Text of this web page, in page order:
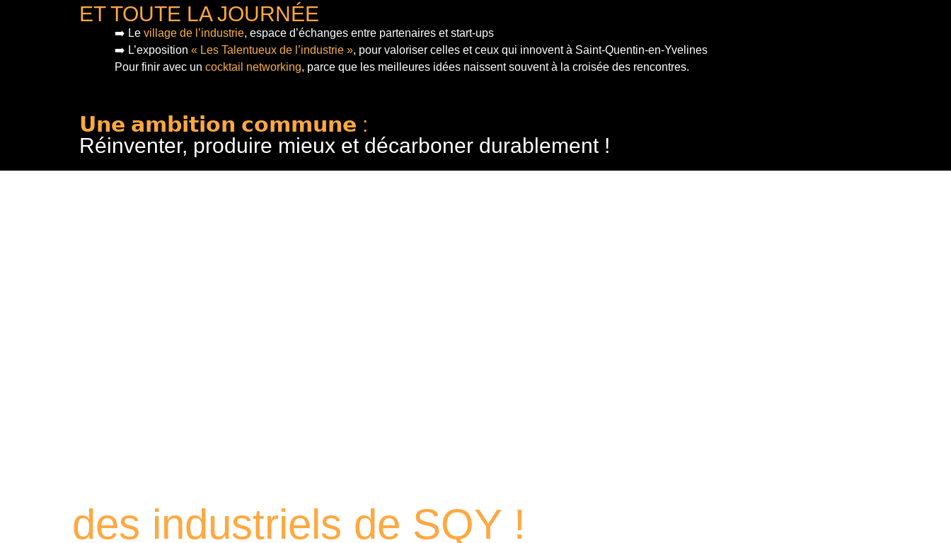
ET TOUTE LA JOURNÉE
➡️ Le village de l’industrie, espace d’échanges entre partenaires et start-ups
➡️ L’exposition « Les Talentueux de l’industrie », pour valoriser celles et ceux qui innovent à Saint-Quentin-en-Yvelines
Pour finir avec un cocktail networking, parce que les meilleures idées naissent souvent à la croisée des rencontres.
𝗨𝗻𝗲 𝗮𝗺𝗯𝗶𝘁𝗶𝗼𝗻 𝗰𝗼𝗺𝗺𝘂𝗻𝗲 :
Réinventer, produire mieux et décarboner durablement !
des industriels de SQY !